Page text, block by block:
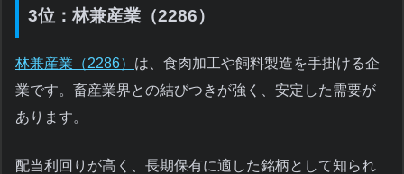
3位：林兼産業（2286）
林兼産業（2286） は、食肉加工や飼料製造を手掛ける企
業です。畜産業界との結びつきが強く、安定した需要が
あります。
配当利回りが高く、長期保有に適した銘柄として知られ